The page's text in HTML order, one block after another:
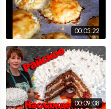
00:05:22
00:09:08